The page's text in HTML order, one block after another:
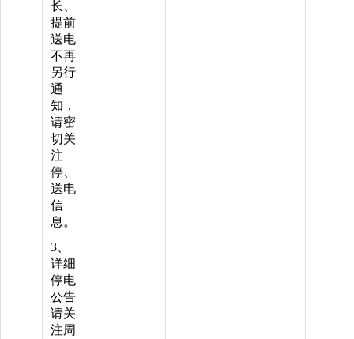
长、
提前
送电
不再
另行
通
知，
请密
切关
注
停、
送电
信
息。
3、
详细
停电
公告
请关
注周